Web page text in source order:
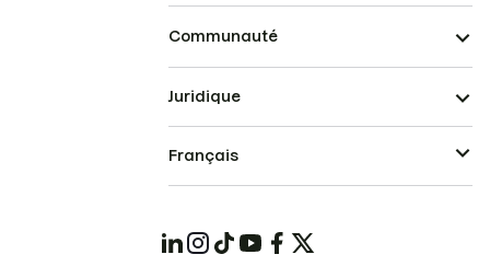
Communauté
Juridique
Français